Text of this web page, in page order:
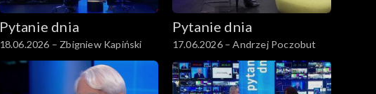
Pytanie dnia
18.06.2026 – Zbigniew Kapiński
Pytanie dnia
17.06.2026 – Andrzej Poczobut